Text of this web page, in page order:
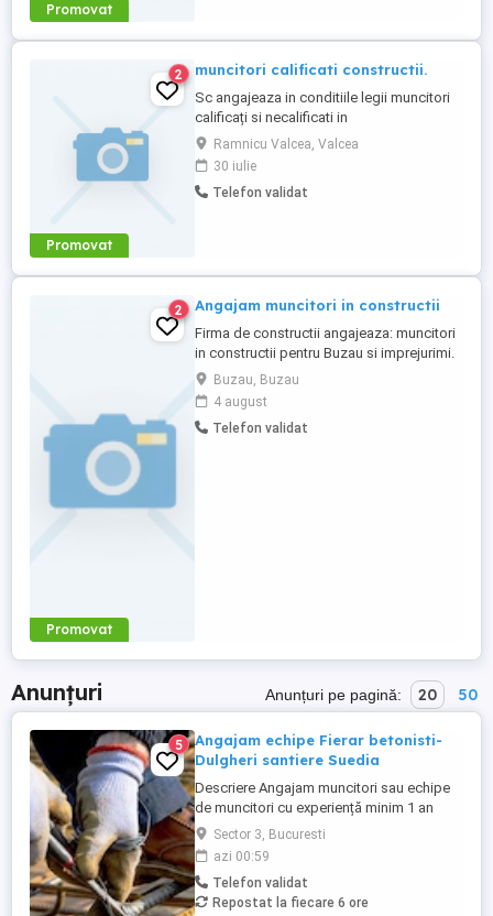
Promovat
Promovat
2 muncitori calificati constructii.
Sc angajeaza in conditiile legii muncitori
calificați si necalificati in
constructii.Cautam in special -dulgheri -
finisori -tencuitori tencuieli mecanizate -
muncitori necalificati. Se cauta oameni
serioși muncitori si non alcool. -instalator -
Ramnicu Valcea, Valcea
30 iulie
Telefon validat
Promovat
2 Angajam muncitori in constructii
Firma de constructii angajeaza: muncitori
in constructii pentru Buzau si imprejurimi.
Posesor permis conducere auto,
categoria B, constituie avantaj. Cazare,
diurna, transport asigurat de firma. Salariu
avantajos functie de randament, pricepere
Buzau, Buzau
4 august
Telefon validat
Anunțuri Anunțuri pe pagină: 20 50
5
Angajam echipe Fierar betonisti-
Dulgheri santiere Suedia
Descriere Angajam muncitori sau echipe
de muncitori cu experiență minim 1 an
pentru posturile de Fierar- Betonist și
Dulgher- Cofrajor Locație:Gavle Suedia
Proiect:-Centre date Activități specifice de
cofrare și armare pentru structuri din
beton: * Lucrări de cofrare pentru
Sector 3, Bucuresti
azi 00:59
Telefon validat
Repostat la fiecare 6 ore